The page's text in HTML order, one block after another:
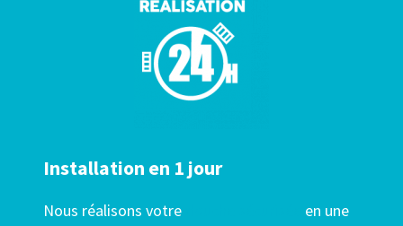
Installation en 1 jour
Nous réalisons votre
en une